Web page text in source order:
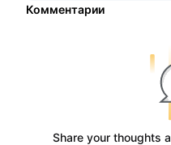
Комментарии
Share your thoughts